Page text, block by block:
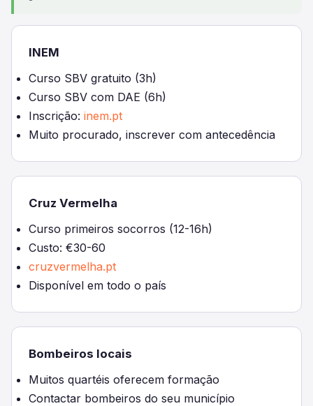
INEM
Curso SBV gratuito (3h)
Curso SBV com DAE (6h)
Inscrição: inem.pt
Muito procurado, inscrever com antecedência
Cruz Vermelha
Curso primeiros socorros (12-16h)
Custo: €30-60
cruzvermelha.pt
Disponível em todo o país
Bombeiros locais
Muitos quartéis oferecem formação
Contactar bombeiros do seu município